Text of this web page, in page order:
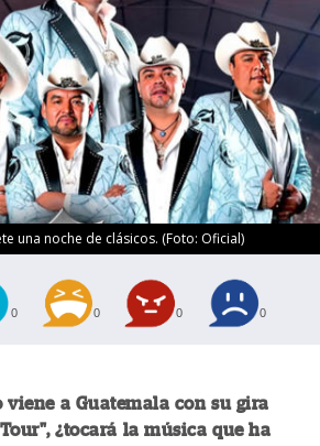
una noche de clásicos. (Foto: Oficial)
0 0 0 0
viene a Guatemala con su gira
¿tocará la música que ha